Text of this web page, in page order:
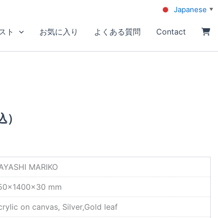
ト お気に入り よくある質問 Contact
MARIKO
mm
on canvas, Silver,Gold leaf
Japanese ▼